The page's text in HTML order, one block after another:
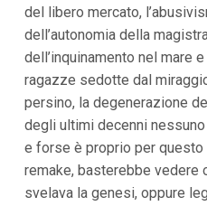
del libero mercato,
dell’autonomia della
dell’inquinamento nel mare
ragazze sedotte dal
persino, la degenerazione
degli ultimi decenni
e forse è proprio per questo
remake, basterebbe
svelava la genesi, oppure